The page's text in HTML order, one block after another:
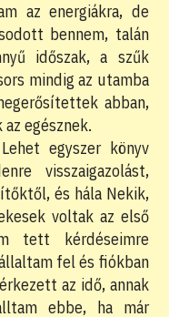
az energiákra, de
bennem, talán
időszak, a szűk
mindig az utamba
abban,
egésznek.
egyszer könyv
visszaigazolást,
és hála Nekik,
voltak az első
tett kérdéseimre
fel és fiókban
az idő, annak
ebbe, ha már